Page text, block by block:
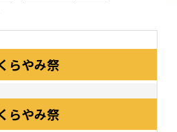
らやみ祭
らやみ祭